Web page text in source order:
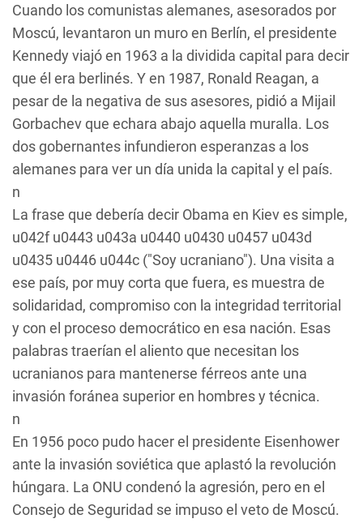
Cuando los comunistas alemanes, asesorados por
Moscú, levantaron un muro en Berlín, el presidente
Kennedy viajó en 1963 a la dividida capital para decir
que él era berlinés. Y en 1987, Ronald Reagan, a
pesar de la negativa de sus asesores, pidió a Mijail
Gorbachev que echara abajo aquella muralla. Los
dos gobernantes infundieron esperanzas a los
alemanes para ver un día unida la capital y el país.
n
La frase que debería decir Obama en Kiev es simple,
u042f u0443 u043a u0440 u0430 u0457 u043d
u0435 u0446 u044c ("Soy ucraniano"). Una visita a
ese país, por muy corta que fuera, es muestra de
solidaridad, compromiso con la integridad territorial
y con el proceso democrático en esa nación. Esas
palabras traerían el aliento que necesitan los
ucranianos para mantenerse férreos ante una
invasión foránea superior en hombres y técnica.
n
En 1956 poco pudo hacer el presidente Eisenhower
ante la invasión soviética que aplastó la revolución
húngara. La ONU condenó la agresión, pero en el
Consejo de Seguridad se impuso el veto de Moscú.